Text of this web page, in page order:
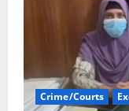
Crime/Courts